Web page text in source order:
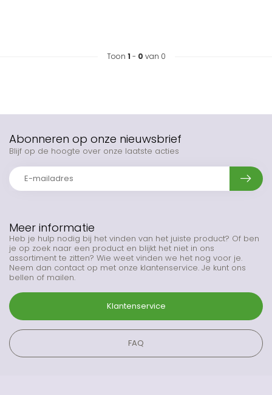
Toon 1 - 0 van 0
Meer informatie
Heb je hulp nodig bij het vinden van het juiste product? Of ben
je op zoek naar een product en blijkt het niet in ons
assortiment te zitten? Wie weet vinden we het nog voor je.
Neem dan contact op met onze klantenservice. Je kunt ons
bellen of mailen.
Klantenservice
FAQ
Abonneren op onze nieuwsbrief
Blijf op de hoogte over onze laatste acties